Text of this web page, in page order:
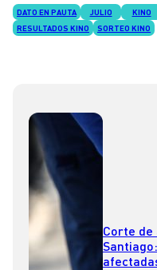
DATO EN PAUTA JULIO KINO
RESULTADOS KINO
SORTEO KINO
Corte de